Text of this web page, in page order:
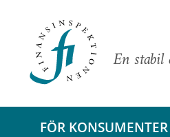
En stabil
FÖR KONSUMENTER